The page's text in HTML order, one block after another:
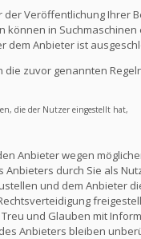
der Veröffentlichung
können in
dem Anbieter ist
zuvor genannten
die der Nutzer eingestellt hat,
Anbieter wegen
Anbieters durch Sie als
und dem Anbieter
und Glauben mit
Anbieters bleiben